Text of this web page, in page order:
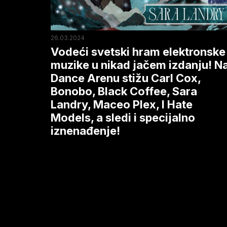
nikad
jačem
izdanju!
Na
Dance
Arenu
stižu
Carl
Cox,
Bonobo,
26.03.2024
Vodeći svetski hram elektronske
muzike u nikad jačem izdanju!
Dance Arenu stižu Carl Cox,
Bonobo, Black Coffee, Sara
Landry, Maceo Plex, I Hate
Models, a sledi i specijalno
iznenađenje!